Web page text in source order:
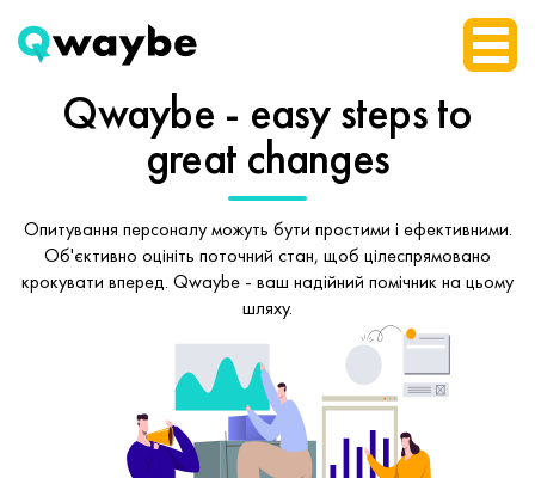
Qwaybe - easy stepsto
great changes
Опитування персоналу можуть бути простими і ефективними.
Об'єктивно оцініть поточний стан, щоб цілеспрямовано
крокувати вперед. Qwaybe - ваш надійний помічник на цьому
шляху.